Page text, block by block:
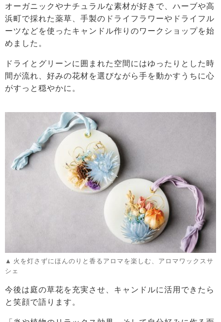
オーガニックやナチュラルな素材が好きで、ハーブや高
浜町で採れた薬草、手製のドライフラワーやドライフル
ーツなどを使ったキャンドル作りのワークショップを始
めました。
ドライとグリーンに囲まれた空間にはゆったりとした時
間が流れ、好みの花材を選びながら手を動かすうちに心
がすっと穏やかに。
火を灯さずにほんのりと香るアロマを楽しむ、アロマワックスサ
シェ
今後は庭の草花を充実させ、キャンドルに活用できたら
と笑顔で語ります。